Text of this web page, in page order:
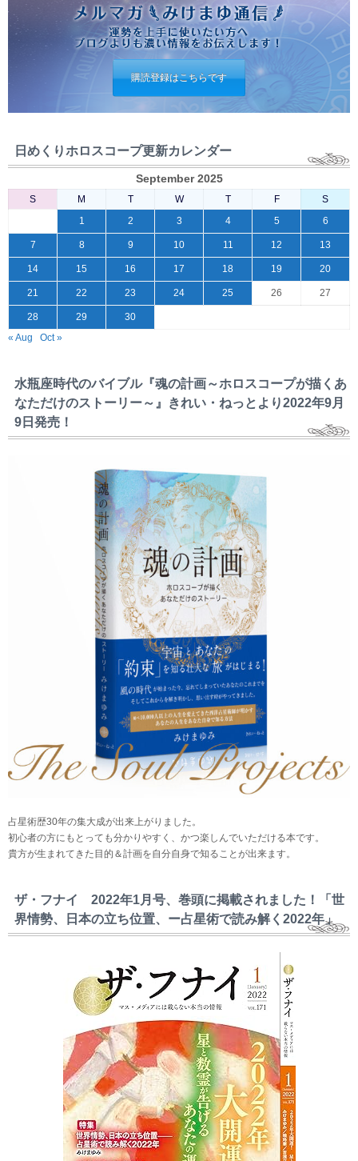
購読登録はこちらです
日めくりホロスコープ更新カレンダー
September 2025
S M T W T F
S
1
2 3 4 5 6
7 8 9 10 11 12 13
14 15 16 17 18 19 20
21 22 23 24 25 26 27
28 29
30
« Aug
Oct »
水瓶座時代のバイブル『魂の計画～ホロスコープが描くあ
なただけのストーリー～』きれい・ねっとより2022年9月
9日発売！
占星術歴30年の集大成が出来上がりました。
初心者の方にもとっても分かりやすく、かつ楽しんでいただける本です。
貴方が生まれてきた目的＆計画を自分自身で知ることが出来ます。
ザ・フナイ 2022年1月号、巻頭に掲載されました！「世
界情勢、日本の立ち位置、ー占星術で読み解く2022年」